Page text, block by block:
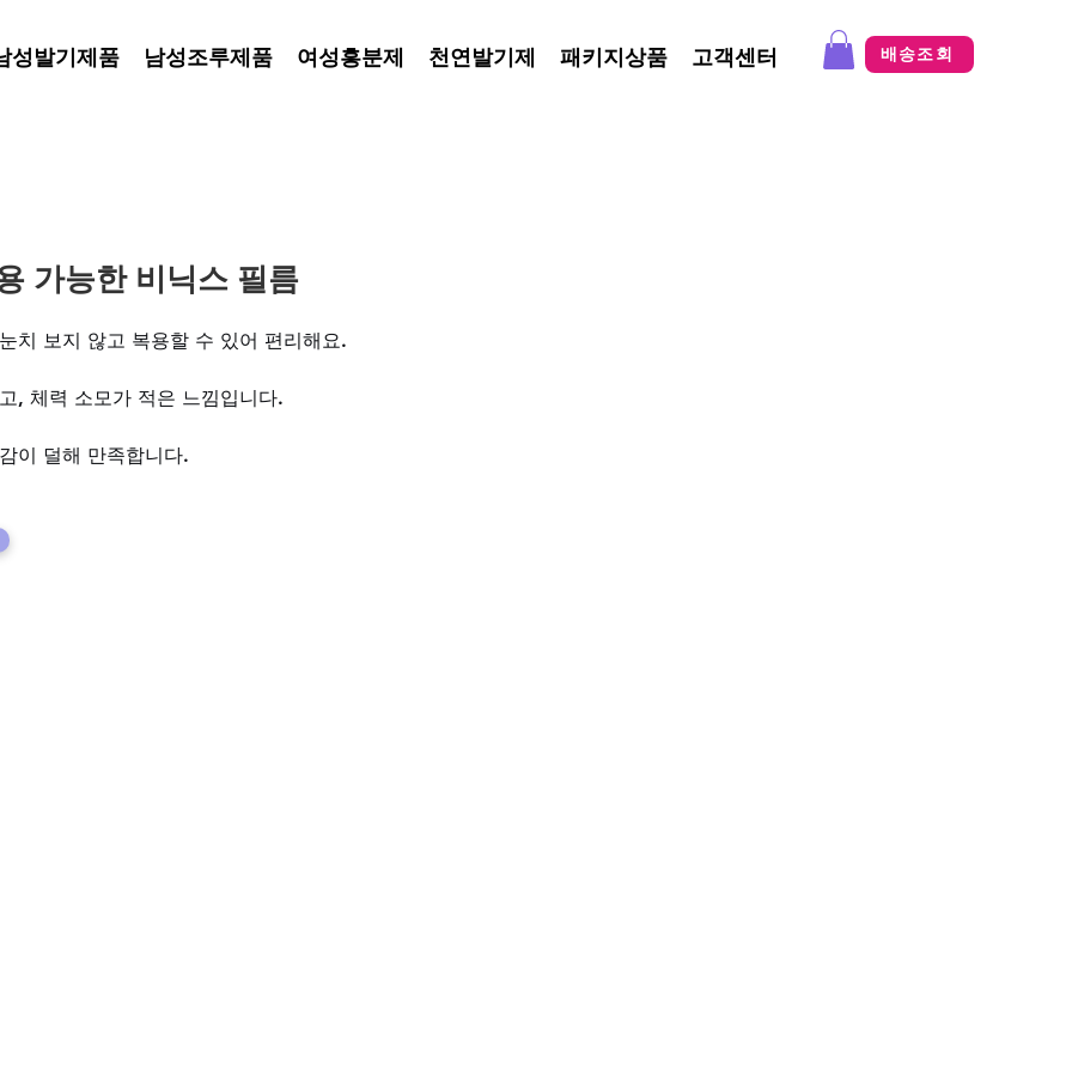
성발기제품 남성조루제품 여성흥분제 천연발기제 패키지상품 고객센터 배송조회
가능한 비닉스 필름
치 보지 않고 복용할 수 있어 편리해요.
, 체력 소모가 적은 느낌입니다.
이 덜해 만족합니다.